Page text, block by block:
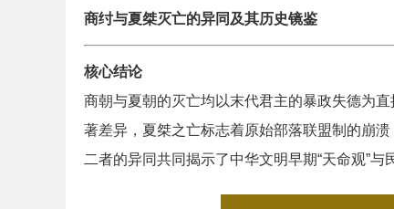
商纣与夏桀灭亡的异同及其历史镜鉴
核心结论
商朝与夏朝的灭亡均以末代君主的暴政失德为
著差异，夏桀之亡标志着原始部落联盟制的崩
二者的异同共同揭示了中华文明早期“天命观”与